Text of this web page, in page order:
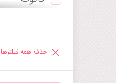
راپسودی
رقص
ساکسوفون
هارپ
حذف همه فیلترها